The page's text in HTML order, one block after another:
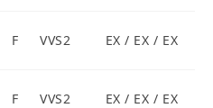
F VVS2 EX / EX / EX
F VVS2 EX / EX / EX